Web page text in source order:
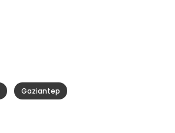
Gaziantep